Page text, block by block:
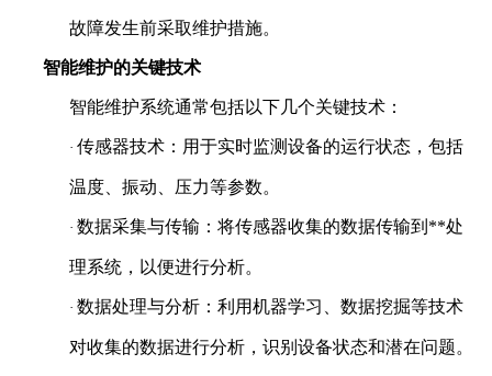
故障发生前采取维护措施。
智能维护的关键技术
智能维护系统通常包括以下几个关键技术：
· 传感器技术：用于实时监测设备的运行状态，包括
温度、振动、压力等参数。
· 数据采集与传输：将传感器收集的数据传输到**处
理系统，以便进行分析。
· 数据处理与分析：利用机器学习、数据挖掘等技术
对收集的数据进行分析，识别设备状态和潜在问题。